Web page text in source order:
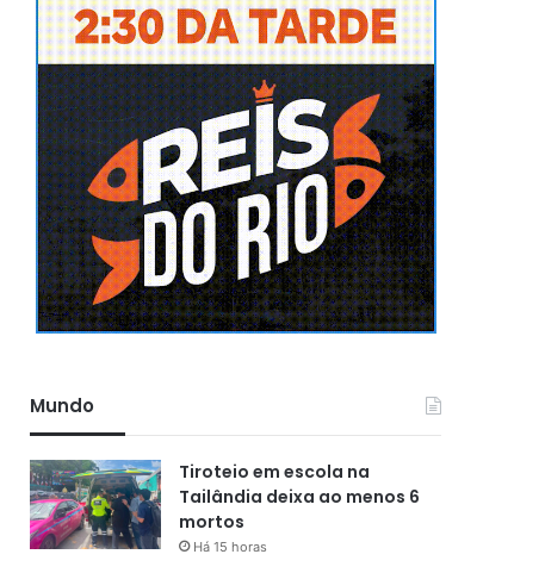
Mundo
Tiroteio em escola na
Tailândia deixa ao menos 6
mortos
Há 15 horas